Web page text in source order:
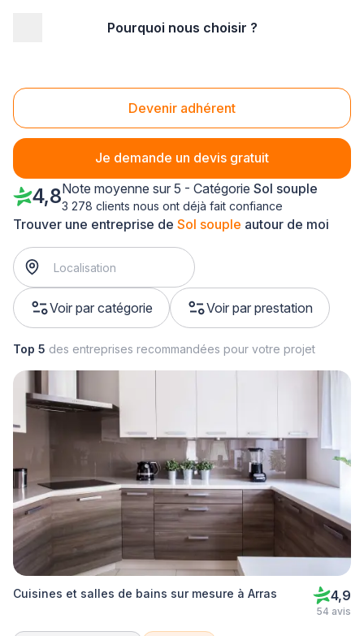
Pourquoi nous choisir ?
Devenir adhérent
Je demande un devis gratuit
Sol souple Pas-de-Calais (62)
Trouver une entreprise de Sol souple autour de moi
Voir par catégorie Voir par prestation
4,8Note moyenne sur 5 - Catégorie Sol souple
3 278 clients nous ont déjà fait confiance
Top 5 des entreprises recommandées pour votre projet
Cuisines et salles de bains sur mesure à Arras 4,9
54 avis